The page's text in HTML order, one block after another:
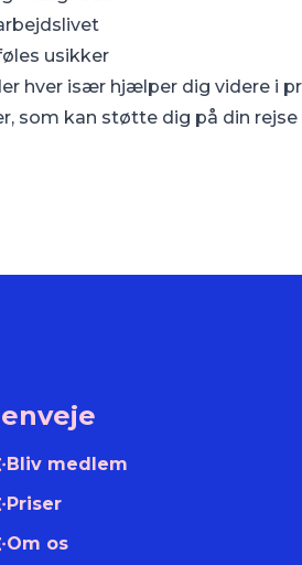
usikker
hver især hjælper dig videre i
som kan støtte dig på din rejse
Bliv medlem
Priser
Om os